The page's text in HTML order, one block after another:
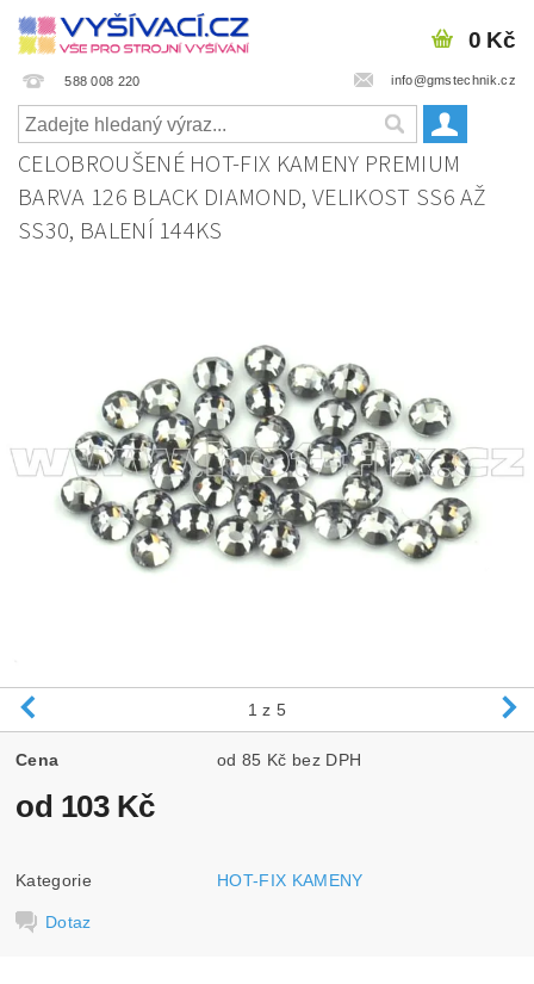
588 008 220 info@gmstechnik.cz
0 Kč
CELOBROUŠENÉ HOT-FIX KAMENY PREMIUM
BARVA 126 BLACK DIAMOND, VELIKOST SS6 AŽ
SS30, BALENÍ 144KS
1 z 5
Cena od 85 Kč bez DPH
od 103 Kč
Kategorie HOT-FIX KAMENY
Dotaz